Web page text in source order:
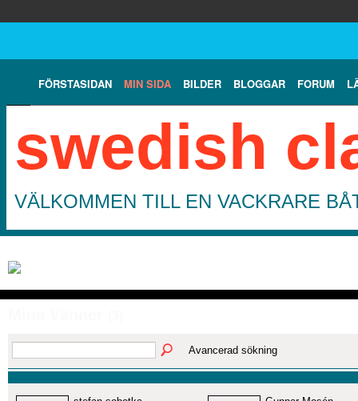
FÖRSTASIDAN MIN SIDA BILDER BLOGGAR FORUM
swedish
VÄLKOMMEN TILL EN VACKRARE
Avancerad sökning